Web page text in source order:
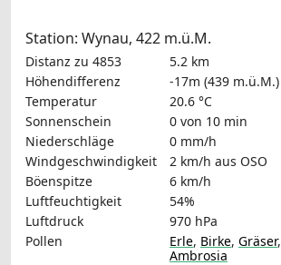
Station: Wynau, 422 m.ü.M.
Distanz zu 4853
5.2 km
Höhendifferenz
-17m (439 m.ü.M.)
Temperatur
20.6 °C
Sonnenschein
0 von 10 min
Niederschläge
0 mm/h
Windgeschwindigkeit
2 km/h aus OSO
Böenspitze
6 km/h
Luftfeuchtigkeit
54%
Luftdruck
970 hPa
Pollen
Erle, Birke, Gräser,
Ambrosia